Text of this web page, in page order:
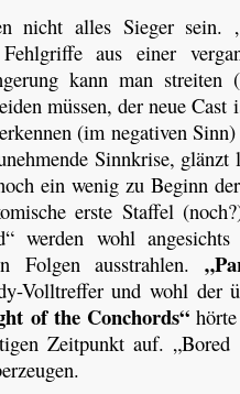
nicht alles Sieger sein.
aus einer
kann man
müssen, der neue
(im negativen
Sinnkrise,
ein wenig zu Beginn
erste Staffel
werden wohl
Folgen ausstrahlen.
Volltreffer und wohl der
of the Conchords“hörte
Zeitpunkt auf.